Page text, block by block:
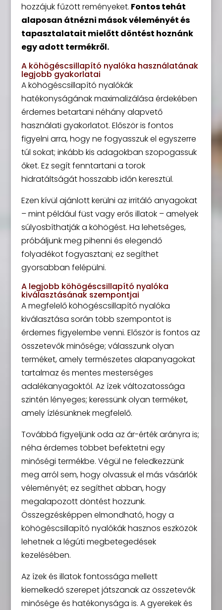
hozzájuk fűzött reményeket. Fontos tehát
alaposan átnézni mások véleményét és
tapasztalatait mielőtt döntést hoznánk
egy adott termékről.
A köhögéscsillapító nyalóka használatának
legjobb gyakorlatai
A köhögéscsillapító nyalókák
hatékonyságának maximalizálása érdekében
érdemes betartani néhány alapvető
használati gyakorlatot. Először is fontos
figyelni arra, hogy ne fogyasszuk el egyszerre
túl sokat; inkább kis adagokban szopogassuk
őket. Ez segít fenntartani a torok
hidratáltságát hosszabb időn keresztül.
Ezen kívül ajánlott kerülni az irritáló anyagokat
– mint például füst vagy erős illatok – amelyek
súlyosbíthatják a köhögést. Ha lehetséges,
próbáljunk meg pihenni és elegendő
folyadékot fogyasztani; ez segíthet
gyorsabban felépülni.
A legjobb köhögéscsillapító nyalóka
kiválasztásának szempontjai
A megfelelő köhögéscsillapító nyalóka
kiválasztása során több szempontot is
érdemes figyelembe venni. Először is fontos az
összetevők minősége; válasszunk olyan
terméket, amely természetes alapanyagokat
tartalmaz és mentes mesterséges
adalékanyagoktól. Az ízek változatossága
szintén lényeges; keressünk olyan terméket,
amely ízlésünknek megfelelő.
Továbbá figyeljünk oda az ár-érték arányra is;
néha érdemes többet befektetni egy
minőségi termékbe. Végül ne feledkezzünk
meg arról sem, hogy olvassuk el más vásárlók
véleményét; ez segíthet abban, hogy
megalapozott döntést hozzunk.
Összegzésképpen elmondható, hogy a
köhögéscsillapító nyalókák hasznos eszközök
lehetnek a légúti megbetegedések
kezelésében.
Az ízek és illatok fontossága mellett
kiemelkedő szerepet játszanak az összetevők
minősége és hatékonysága is. A gyerekek és